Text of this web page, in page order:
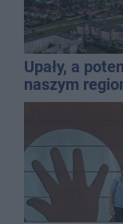
Upały, a
naszym